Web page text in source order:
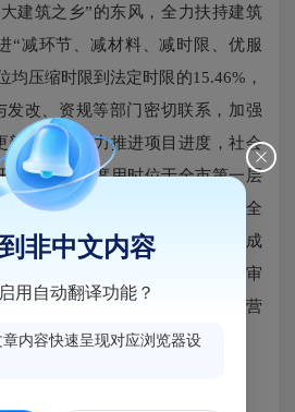
筑之乡”的东风，全力扶持建筑
“减环节、减材料、减时限、优服
均压缩时限到法定时限的15.46%，
发改、资规等部门密切联系，加强
新流程，全力推进项目进度，社会
工的平均跨度用时位于全市第一层
理”及“双向快递”等形式，实践全
现水电气网联合报装“一件事”集成
息共享，实现“一网通办、并联审
务“好差评”非常满意率100%，营
升。
非中文内容
用自动翻译功能？
内容快速呈现对应浏览器设